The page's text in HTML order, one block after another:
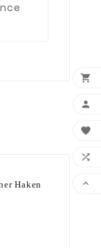
Haken




